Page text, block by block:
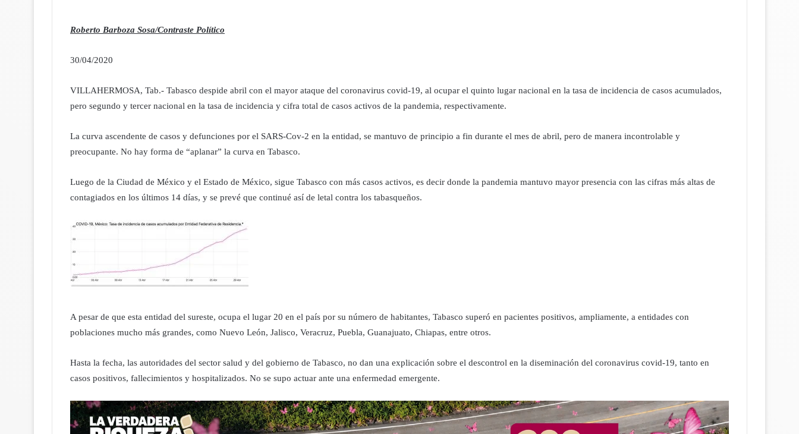
Roberto Barboza Sosa/Contraste Político
30/04/2020
VILLAHERMOSA, Tab.- Tabasco despide abril con el mayor ataque del coronavirus covid-19, al ocupar el quinto lugar nacional en la tasa de incidencia de casos acumulados,
pero segundo y tercer nacional en la tasa de incidencia y cifra total de casos activos de la pandemia, respectivamente.
La curva ascendente de casos y defunciones por el SARS-Cov-2 en la entidad, se mantuvo de principio a fin durante el mes de abril, pero de manera incontrolable y
preocupante. No hay forma de “aplanar” la curva en Tabasco.
Luego de la Ciudad de México y el Estado de México, sigue Tabasco con más casos activos, es decir donde la pandemia mantuvo mayor presencia con las cifras más altas de
contagiados en los últimos 14 días, y se prevé que continué así de letal contra los tabasqueños.
A pesar de que esta entidad del sureste, ocupa el lugar 20 en el país por su número de habitantes, Tabasco superó en pacientes positivos, ampliamente, a entidades con
poblaciones mucho más grandes, como Nuevo León, Jalisco, Veracruz, Puebla, Guanajuato, Chiapas, entre otros.
Hasta la fecha, las autoridades del sector salud y del gobierno de Tabasco, no dan una explicación sobre el descontrol en la diseminación del coronavirus covid-19, tanto en
casos positivos, fallecimientos y hospitalizados. No se supo actuar ante una enfermedad emergente.